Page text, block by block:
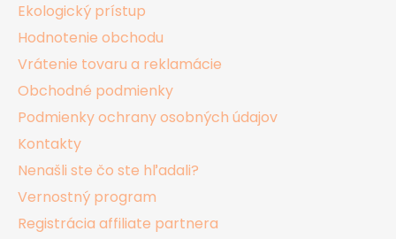
Ekologický prístup
Hodnotenie obchodu
Vrátenie tovaru a reklamácie
Obchodné podmienky
Podmienky ochrany osobných údajov
Kontakty
Nenašli ste čo ste hľadali?
Vernostný program
Registrácia affiliate partnera